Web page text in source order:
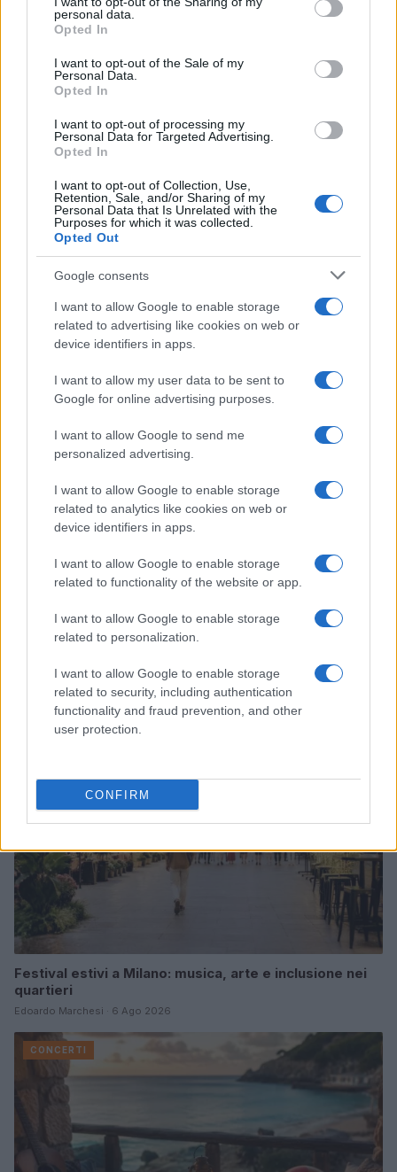
grant or deny consent to Google and its third-party tags to
use your data for below specified purposes in below Google
consent section.
personal data.
Opted In
I want to opt-out of the Sale of my
Personal Data.
Opted In
I want to opt-out of processing my
Personal Data for Targeted Advertising.
Opted In
I want to opt-out of Collection, Use,
Retention, Sale, and/or Sharing of my
Personal Data that Is Unrelated with the
Purposes for which it was collected.
Opted Out
Google consents
I want to allow Google to enable storage
related to advertising like cookies on web or
device identifiers in apps.
I want to allow my user data to be sent to
Google for online advertising purposes.
I want to allow Google to send me
personalized advertising.
I want to allow Google to enable storage
related to analytics like cookies on web or
device identifiers in apps.
I want to allow Google to enable storage
related to functionality of the website or app.
I want to allow Google to enable storage
related to personalization.
I want to allow Google to enable storage
related to security, including authentication
functionality and fraud prevention, and other
user protection.
CONFIRM
AUTORE
Redazione
Continua a leggere
CONCERTI
Festival estivi a Milano: musica, arte e inclusione nei
quartieri
Edoardo Marchesi · 6 Ago 2026
CONCERTI